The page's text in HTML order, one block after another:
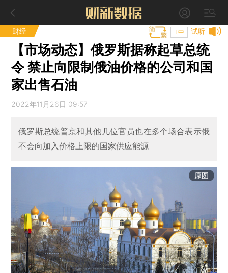
财经 试听
T中
【市场动态】俄罗斯据称起草总统
令 禁止向限制俄油价格的公司和国
家出售石油
2022年11月26日 09:57
俄罗斯总统普京和其他几位官员也在多个场合表示俄
不会向加入价格上限的国家供应能源
原图